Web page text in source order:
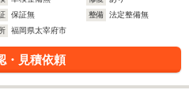
保証無 整備
法定整備無
福岡県太宰府市
・見積依頼